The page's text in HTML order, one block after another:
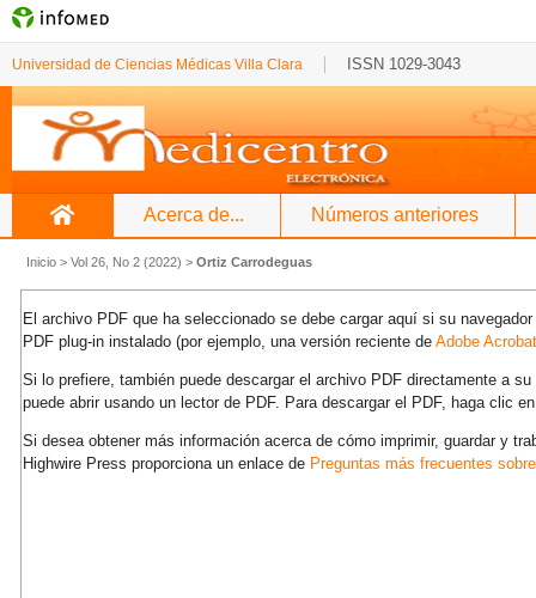
Universidad de Ciencias Médicas Villa Clara ISSN 1029-3043
Acerca de... Números anteriores
Inicio > Vol 26, No 2 (2022) > Ortiz Carrodeguas
El archivo PDF que ha seleccionado se debe cargar aquí si su
PDF plug-in instalado (por ejemplo, una versión reciente de Adobe
Si lo prefiere, también puede descargar el archivo PDF directamente a su
puede abrir usando un lector de PDF. Para descargar el PDF, haga clic
Si desea obtener más información acerca de cómo imprimir, guardar y
Highwire Press proporciona un enlace de Preguntas más frecuentes